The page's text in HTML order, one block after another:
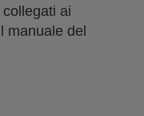
ai
manuale del